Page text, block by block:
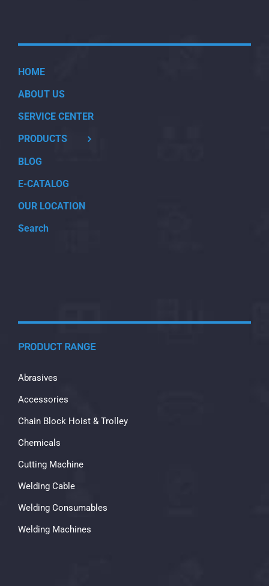
HOME
ABOUT US
SERVICE CENTER
PRODUCTS
BLOG
E-CATALOG
OUR LOCATION
Search
PRODUCT RANGE
Abrasives
Accessories
Chain Block Hoist & Trolley
Chemicals
Cutting Machine
Welding Cable
Welding Consumables
Welding Machines